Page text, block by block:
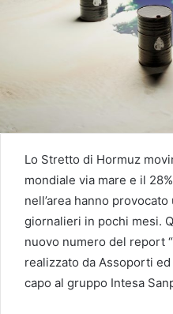
Lo Stretto di Hormuz
mondiale via mare e il
nell’area hanno
giornalieri in pochi mesi.
nuovo numero del report
realizzato da Assoporti
capo al gruppo Intesa